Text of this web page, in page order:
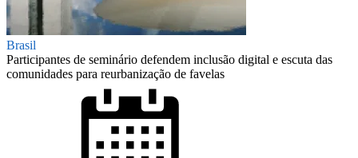
Brasil
Participantes de seminário defendem inclusão digital e escuta das
comunidades para reurbanização de favelas